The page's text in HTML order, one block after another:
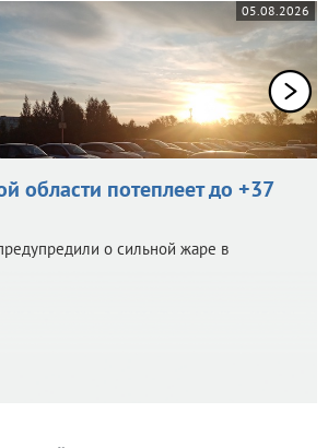
05.08.2026
области потеплеет до +37
о сильной жаре в